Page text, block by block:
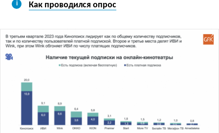
Как проводился опрос